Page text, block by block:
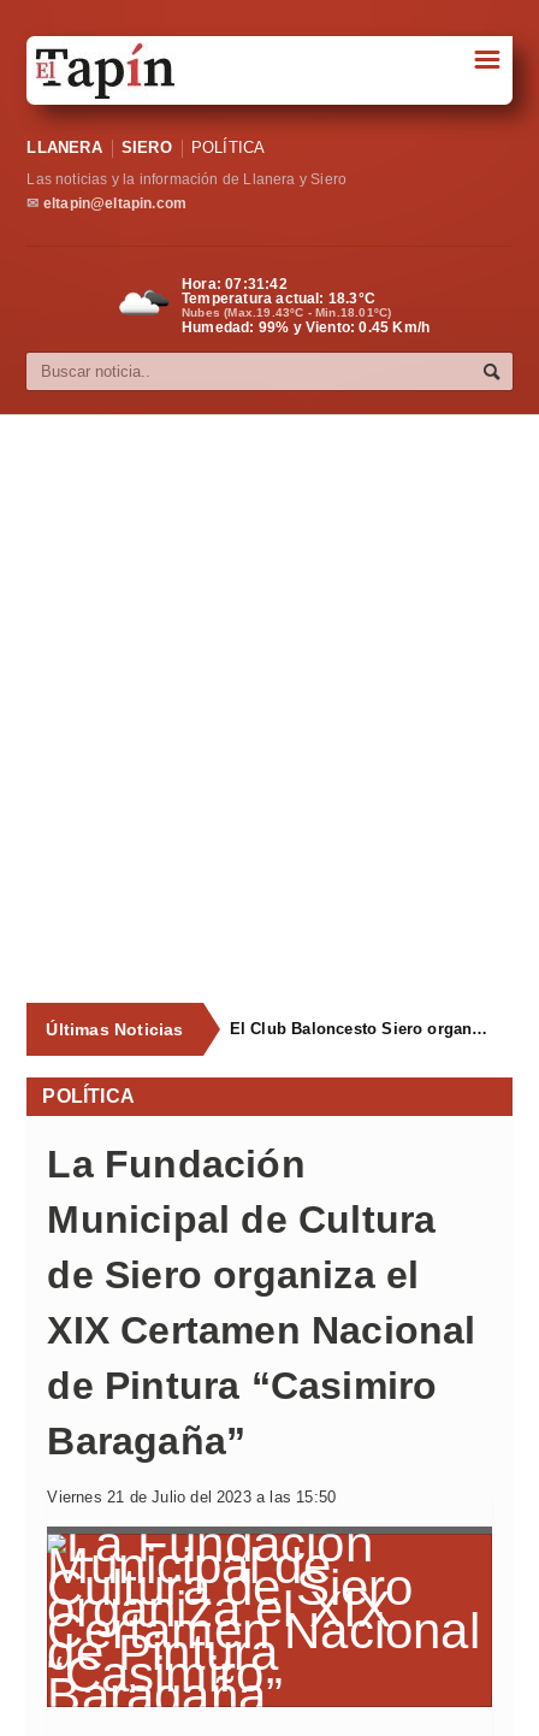
Sociedad
Política
Cultura
☰
LLANERA SIERO POLÍTICA
Las noticias y la información de Llanera y Siero
✉ eltapin@eltapin.com
Hora:07:31:42
Temperatura actual: 18.3°C
Nubes (Max.19.43ºC - Min.18.01ºC)
Humedad: 99% y Viento: 0.45 Km/h
Últimas Noticias El Club Baloncesto Siero organizará su primer campus para niños del 1 al 4 de septiembre en Pola de Siero
POLÍTICA
La Fundación
Municipal de Cultura
de Siero organiza el
XIX Certamen Nacional
de Pintura “Casimiro
Baragaña”
Viernes 21 de Julio del 2023 a las 15:50